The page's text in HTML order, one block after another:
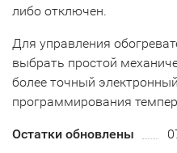
либо отключен.
Для управления
выбрать простой
более точный
программирования
Остатки обновлены